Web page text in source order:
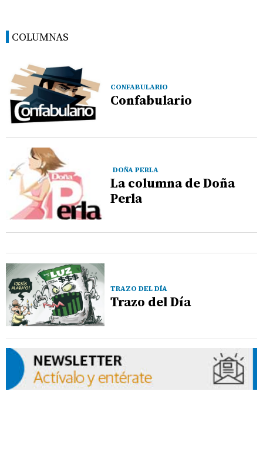
COLUMNAS
CONFABULARIO
Confabulario
DOÑA PERLA
La columna de Doña
Perla
TRAZO DEL DÍA
Trazo del Día